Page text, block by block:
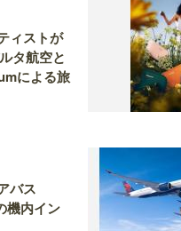
ィストが
タ航空と
による旅
バス
機内イン